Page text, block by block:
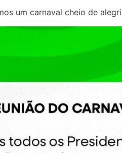
um carnaval cheio de